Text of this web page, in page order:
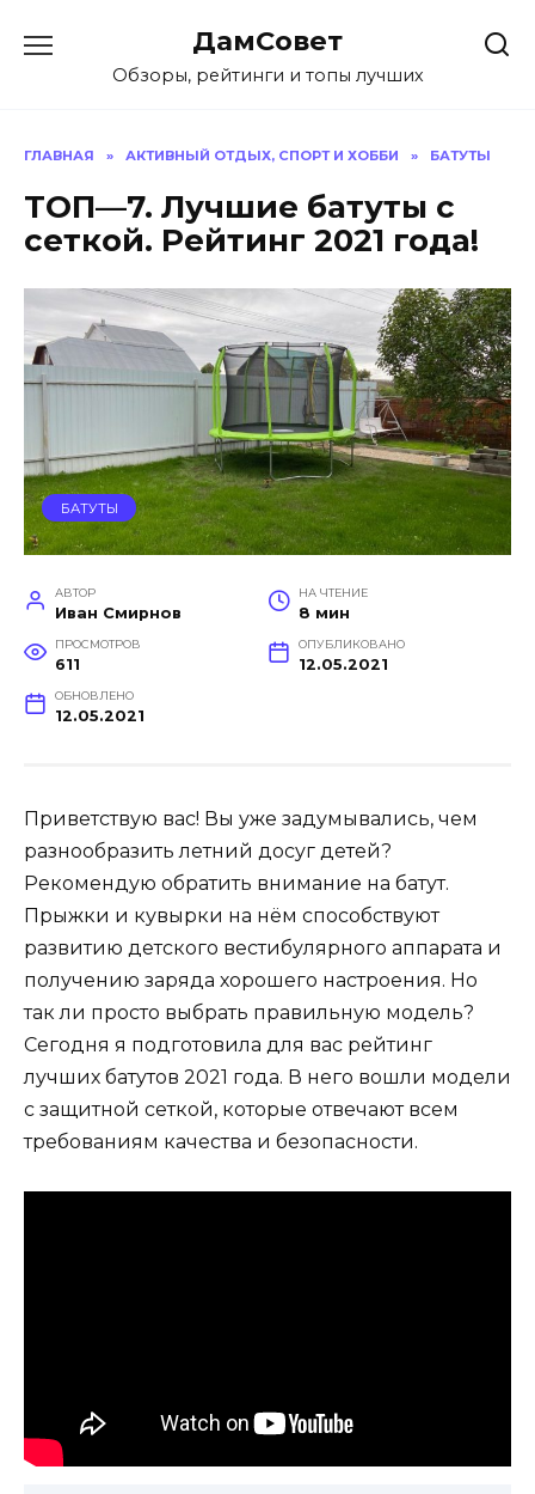
содержанию
ДамСовет
Обзоры, рейтинги и топы лучших
ГЛАВНАЯ » АКТИВНЫЙ ОТДЫХ, СПОРТ И ХОББИ » БАТУТЫ
ТОП—7. Лучшие батуты с
сеткой. Рейтинг 2021 года!
БАТУТЫ
АВТОР
Иван Смирнов
НА ЧТЕНИЕ
8 мин
ПРОСМОТРОВ
611
ОПУБЛИКОВАНО
12.05.2021
ОБНОВЛЕНО
12.05.2021
Приветствую вас! Вы уже задумывались, чем
разнообразить летний досуг детей?
Рекомендую обратить внимание на батут.
Прыжки и кувырки на нём способствуют
развитию детского вестибулярного аппарата и
получению заряда хорошего настроения. Но
так ли просто выбрать правильную модель?
Сегодня я подготовила для вас рейтинг
лучших батутов 2021 года. В него вошли модели
с защитной сеткой, которые отвечают всем
требованиям качества и безопасности.